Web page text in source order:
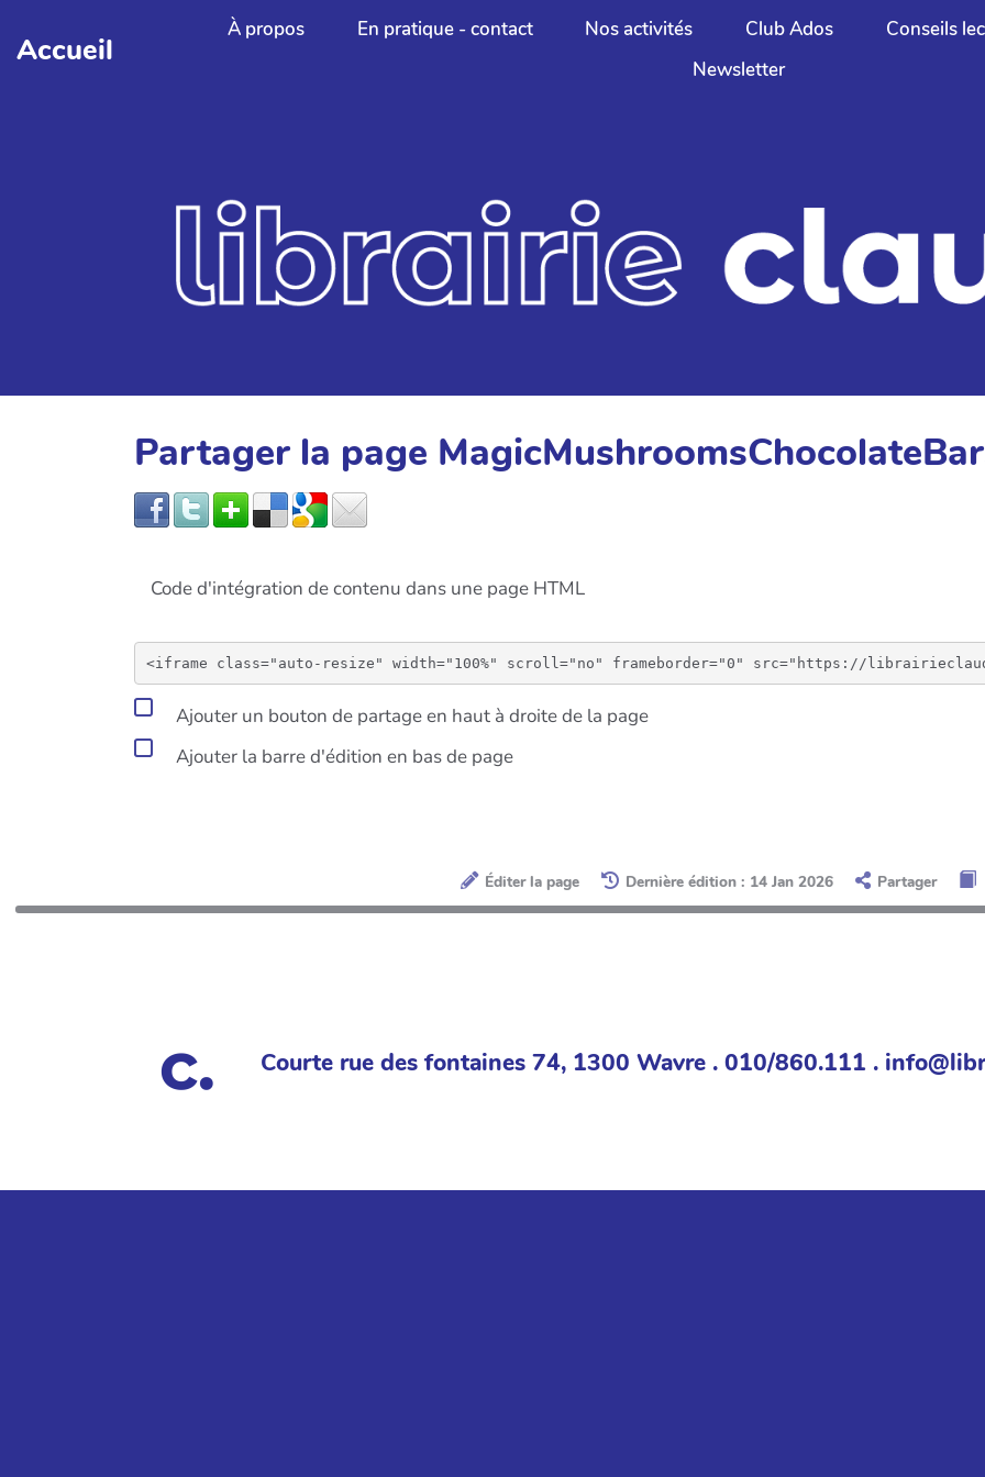
Aller au contenu principal
Accueil
À propos En pratique - contact Nos activités Club Ados
Conseils
Newsletter
Partager la page
Code d'intégration de contenu dans une page HTML
Ajouter un bouton de partage en haut à droite de la page
Ajouter la barre d'édition en bas de page
Éditer la page Dernière édition : 14 Jan 2026 Partager
Courte rue des fontaines 74, 1300 Wavre . 010/860.111 .